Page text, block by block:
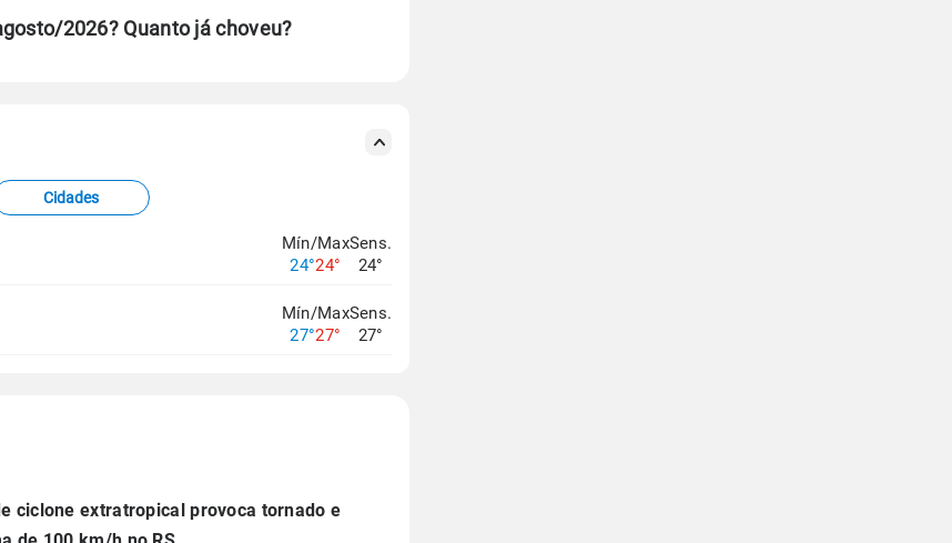
2026? Quanto já choveu?
Cidades
Mín/Max
24°24°
Sens.
24°
Mín/Max
27°27°
Sens.
27°
ciclone extratropical provoca tornado e